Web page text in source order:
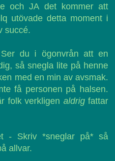
och JA det kommer att
utövade detta moment i
succé.
du i ögonvrån att en
så snegla lite på henne
med en min av avsmak.
få personen på halsen.
folk verkligen aldrigfattar
- Skriv *sneglar på* så
allvar.